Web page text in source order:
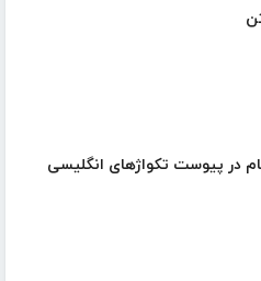
در پیوست تکواژهای انگلیسی